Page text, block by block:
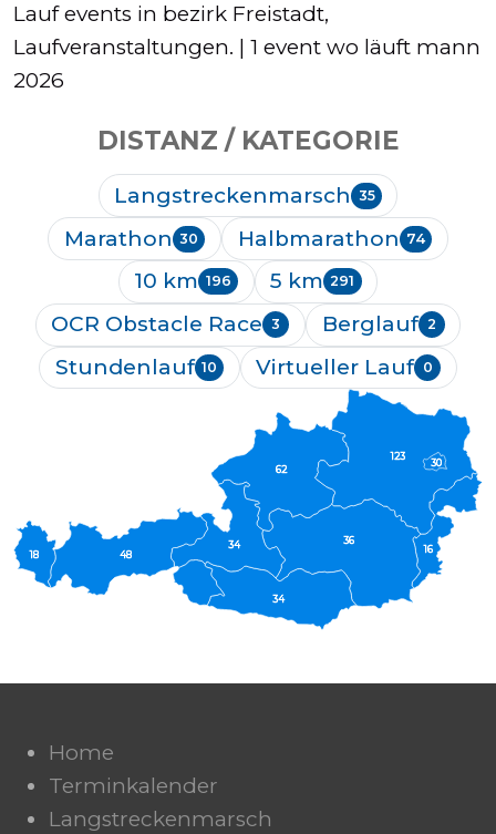
Lauf events in bezirk Freistadt,
Laufveranstaltungen. | 1 event wo läuft mann
2026
DISTANZ / KATEGORIE
Langstreckenmarsch 35
Marathon 30 Halbmarathon 74
10 km 196 5 km 291
OCR Obstacle Race 3 Berglauf 2
Stundenlauf 10 Virtueller Lauf 0
18 16
36
34
62
34
48
123
30
Home
Terminkalender
Langstreckenmarsch